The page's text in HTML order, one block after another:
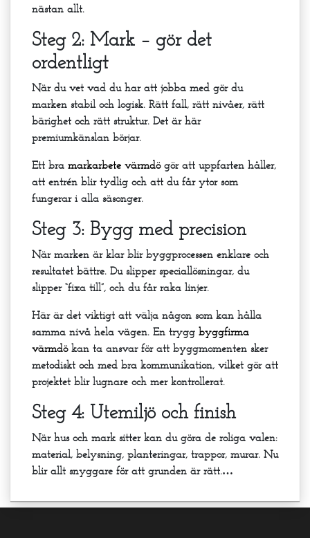
nästan allt.
Steg 2: Mark – gör det
ordentligt
När du vet vad du har att jobba med gör du
marken stabil och logisk. Rätt fall, rätt nivåer, rätt
bärighet och rätt struktur. Det är här
premiumkänslan börjar.
Ett bra markarbete värmdögör att uppfarten håller,
att entrén blir tydlig och att du får ytor som
fungerar i alla säsonger.
Steg 3: Bygg med precision
När marken är klar blir byggprocessen enklare och
resultatet bättre. Du slipper speciallösningar, du
slipper “fixa till”, och du får raka linjer.
Här är det viktigt att välja någon som kan hålla
samma nivå hela vägen. En trygg byggfirma
värmdökan ta ansvar för att byggmomenten sker
metodiskt och med bra kommunikation, vilket gör att
projektet blir lugnare och mer kontrollerat.
Steg 4: Utemiljö och finish
När hus och mark sitter kan du göra de roliga valen:
material, belysning, planteringar, trappor, murar. Nu
blir allt snyggare för att grunden är rätt.…